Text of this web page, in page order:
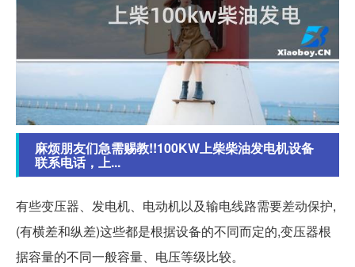
麻烦朋友们急需赐教!!100KW上柴柴油发电机设备
联系电话，上...
有些变压器、发电机、电动机以及输电线路需要差动保护,
(有横差和纵差)这些都是根据设备的不同而定的,变压器根
据容量的不同一般容量、电压等级比较。